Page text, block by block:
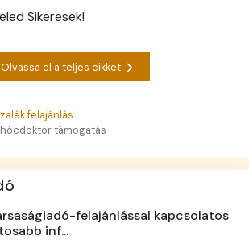
Sikeresek!
Olvassa el a teljes cikket
felajánlás
támogatás
felajánlással kapcsolatos
inf...